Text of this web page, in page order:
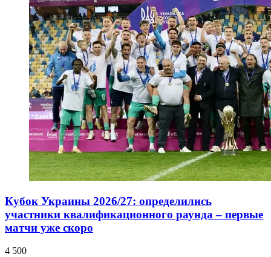
Кубок Украины 2026/27: определились
участники квалификационного раунда – первые
матчи уже скоро
4 500